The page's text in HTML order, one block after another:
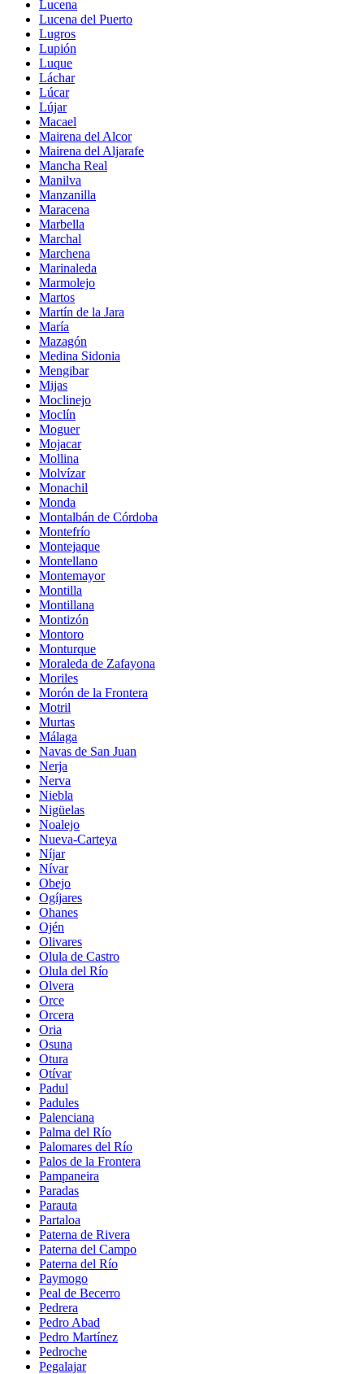
Lucena
Lucena del Puerto
Lugros
Lupión
Luque
Láchar
Lúcar
Lújar
Macael
Mairena del Alcor
Mairena del Aljarafe
Mancha Real
Manilva
Manzanilla
Maracena
Marbella
Marchal
Marchena
Marinaleda
Marmolejo
Martos
Martín de la Jara
María
Mazagón
Medina Sidonia
Mengibar
Mijas
Moclinejo
Moclín
Moguer
Mojacar
Mollina
Molvízar
Monachil
Monda
Montalbán de Córdoba
Montefrío
Montejaque
Montellano
Montemayor
Montilla
Montillana
Montizón
Montoro
Monturque
Moraleda de Zafayona
Moriles
Morón de la Frontera
Motril
Murtas
Málaga
Navas de San Juan
Nerja
Nerva
Niebla
Nigüelas
Noalejo
Nueva-Carteya
Níjar
Nívar
Obejo
Ogíjares
Ohanes
Ojén
Olivares
Olula de Castro
Olula del Río
Olvera
Orce
Orcera
Oria
Osuna
Otura
Otívar
Padul
Padules
Palenciana
Palma del Río
Palomares del Río
Palos de la Frontera
Pampaneira
Paradas
Parauta
Partaloa
Paterna de Rivera
Paterna del Campo
Paterna del Río
Paymogo
Peal de Becerro
Pedrera
Pedro Abad
Pedro Martínez
Pedroche
Pegalajar